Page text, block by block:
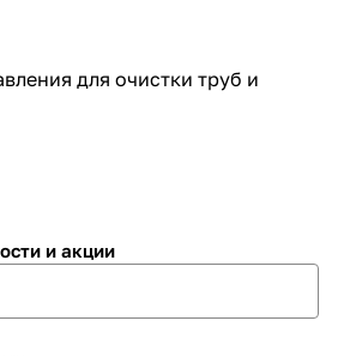
для очистки труб и
и акции
раз в 2